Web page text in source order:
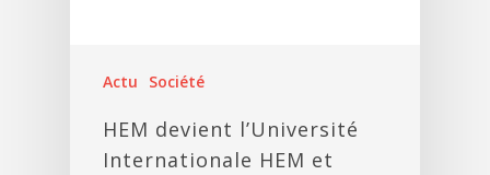
Actu Société
HEM devient l’Université
Internationale HEM et